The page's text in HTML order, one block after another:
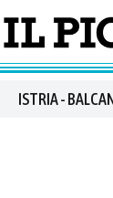
ISTRIA -